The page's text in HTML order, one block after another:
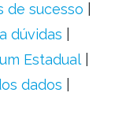
de sucesso
dúvidas
Estadual
dados